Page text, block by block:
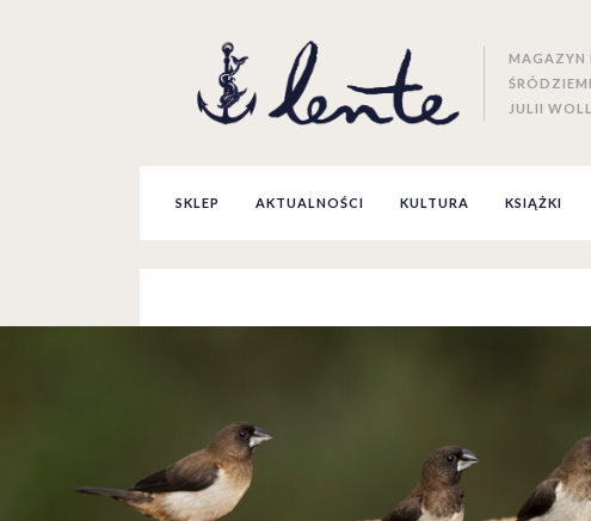
MAGAZYN
JULII
SKLEP AKTUALNOŚCI KULTURA KSIĄŻKI